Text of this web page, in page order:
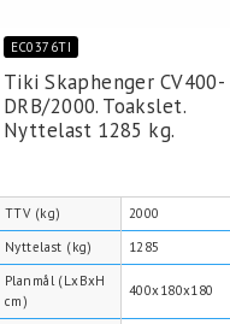
EC0376TI
Tiki Skaphenger CV400-
DRB/2000. Toakslet.
Nyttelast 1285 kg.
TTV (kg)
2000
Nyttelast (kg)
1285
Planmål (LxBxH
cm)
400x180x180